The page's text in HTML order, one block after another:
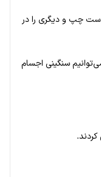
چپ و دیگری را در
سنگینی اجسام